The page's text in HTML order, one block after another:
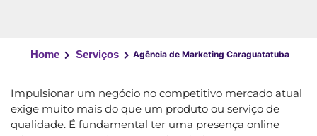
Home Serviços Agência de Marketing Caraguatatuba
Impulsionar um negócio no competitivo mercado atual
exige muito mais do que um produto ou serviço de
qualidade. É fundamental ter uma presença online